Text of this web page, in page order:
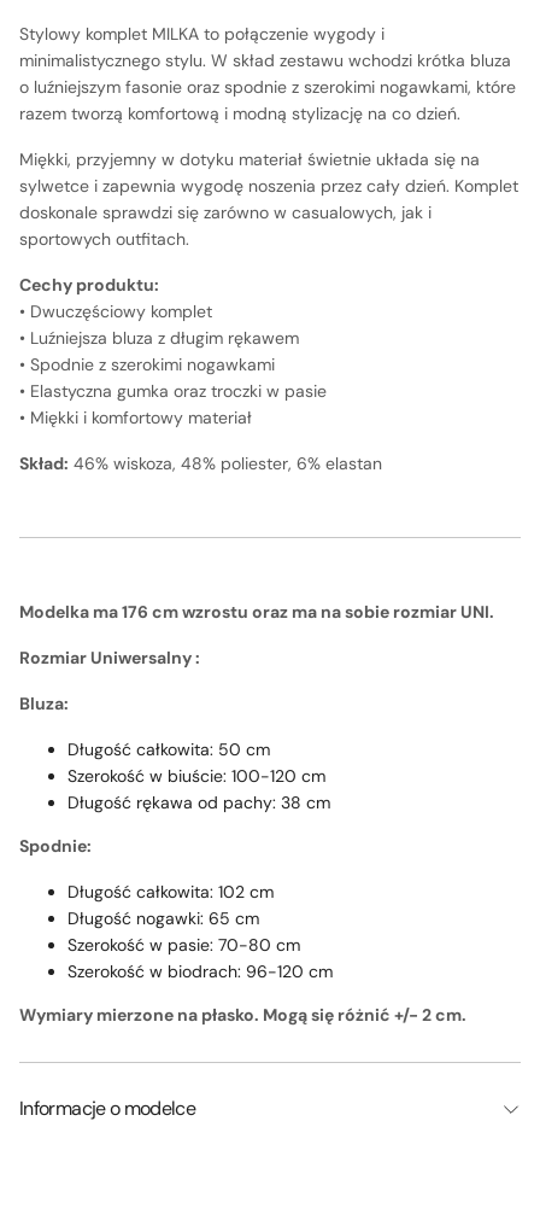
Stylowy komplet MILKA to połączenie wygody i
minimalistycznego stylu. W skład zestawu wchodzi krótka bluza
o luźniejszym fasonie oraz spodnie z szerokimi nogawkami, które
razem tworzą komfortową i modną stylizację na co dzień.
Miękki, przyjemny w dotyku materiał świetnie układa się na
sylwetce i zapewnia wygodę noszenia przez cały dzień. Komplet
doskonale sprawdzi się zarówno w casualowych, jak i
sportowych outfitach.
Cechy produktu:
• Dwuczęściowy komplet
• Luźniejsza bluza z długim rękawem
• Spodnie z szerokimi nogawkami
• Elastyczna gumka oraz troczki w pasie
• Miękki i komfortowy materiał
Skład: 46% wiskoza, 48% poliester, 6% elastan
Modelka ma 176 cm wzrostu oraz ma na sobie rozmiar UNI.
Rozmiar Uniwersalny :
Bluza:
Długość całkowita: 50 cm
Szerokość w biuście: 100-120 cm
Długość rękawa od pachy: 38 cm
Spodnie:
Długość całkowita: 102 cm
Długość nogawki: 65 cm
Szerokość w pasie: 70-80 cm
Szerokość w biodrach: 96-120 cm
Wymiary mierzone na płasko. Mogą się różnić +/- 2 cm.
Informacje o modelce